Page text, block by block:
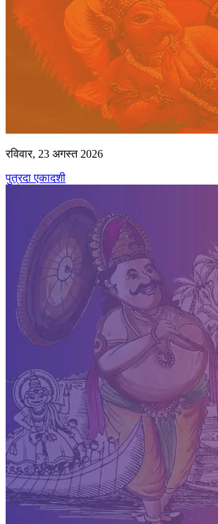
रविवार, 23 अगस्त 2026
पुत्रदा एकादशी